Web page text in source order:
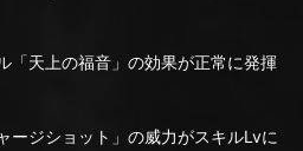
「天上の福音」の効果が正常に発揮
ジショット」の威力がスキルLvに